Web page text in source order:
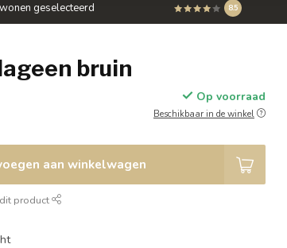
geselecteerd 8.5
bruin
Op voorraad
Beschikbaar in de winkel
aan winkelwagen
product